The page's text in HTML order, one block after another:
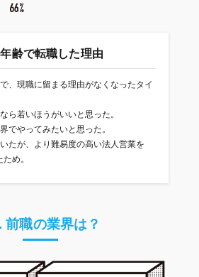
齢で転職した理由
、現職に留まる理由がなくなったタイ
ら若いほうがいいと思った。
でやってみたいと思った。
たが、より難易度の高い法人営業を
め。
前職の業界は？